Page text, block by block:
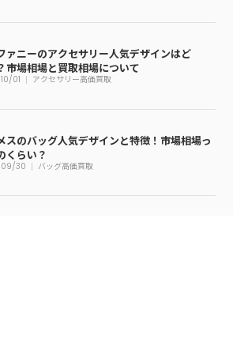
ァニーのアクセサリー人気デザインはど
市場相場と買取相場について
01 アクセサリー高価買取
スのバッグ人気デザインと特徴！市場相場っ
くらい？
30 バッグ高価買取